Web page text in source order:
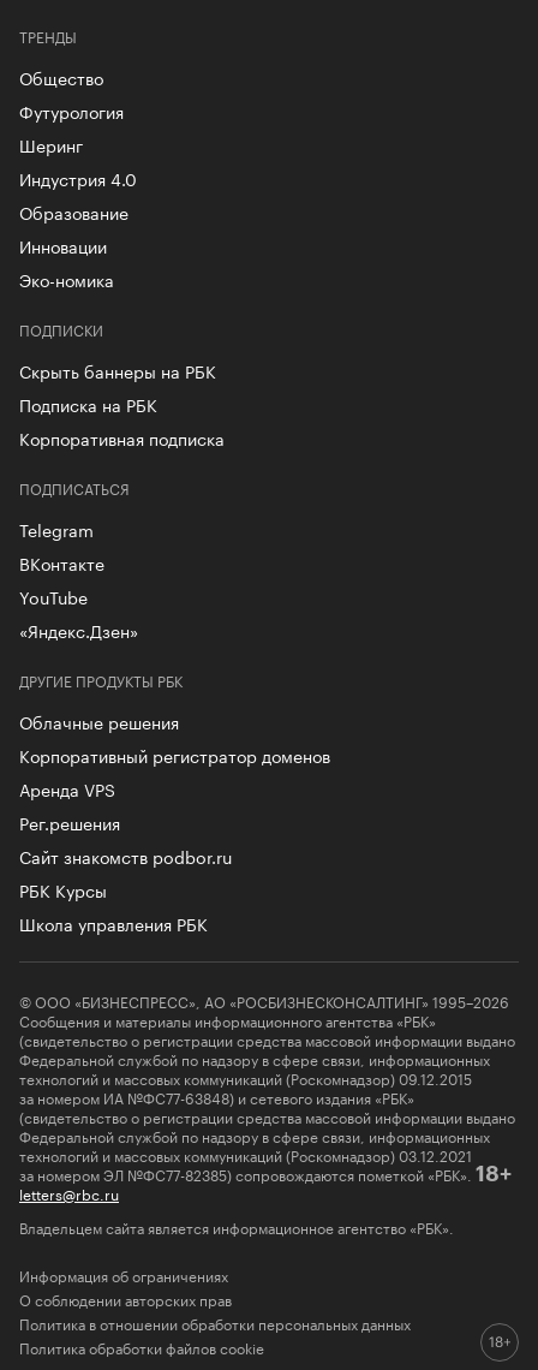
ТРЕНДЫ
Общество
Футурология
Шеринг
Индустрия 4.0
Образование
Инновации
Эко-номика
ПОДПИСКИ
Скрыть баннеры на РБК
Подписка на РБК
Корпоративная подписка
ДРУГИЕ ПРОДУКТЫ РБК
Облачные решения
Корпоративный регистратор доменов
Аренда VPS
Рег.решения
Сайт знакомств podbor.ru
РБК Курсы
Школа управления РБК
ПОДПИСАТЬСЯ
Telegram
ВКонтакте
YouTube
«Яндекс.Дзен»
© ООО «БИЗНЕСПРЕСС», АО «РОСБИЗНЕСКОНСАЛТИНГ» 1995–2026
Сообщения и материалы информационного агентства «РБК»
(свидетельство о регистрации средства массовой информации выдано
Федеральной службой по надзору в сфере связи, информационных
технологий и массовых коммуникаций (Роскомнадзор) 09.12.2015
за номером ИА №ФС77-63848) и сетевого издания «РБК»
(свидетельство о регистрации средства массовой информации выдано
Федеральной службой по надзору в сфере связи, информационных
технологий и массовых коммуникаций (Роскомнадзор) 03.12.2021
за номером ЭЛ №ФС77-82385) сопровождаются пометкой «РБК». 18+
letters@rbc.ru
Владельцем сайта является информационное агентство «РБК».
Информация об ограничениях
О соблюдении авторских прав
Политика в отношении обработки персональных данных
Политика обработки файлов cookie